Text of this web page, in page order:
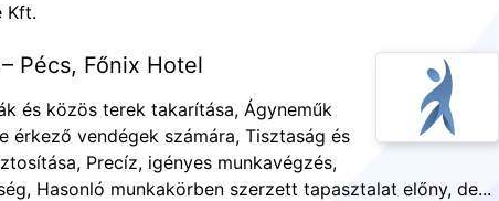
Kft.
Pécs, Főnix Hotel
és közös terek takarítása, Ágyneműk
érkező vendégek számára, Tisztaság és
Precíz, igényes munkavégzés,
Hasonló munkakörben szerzett tapasztalat előny, de...